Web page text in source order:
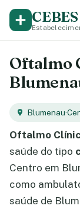
CEBES
Oftalmo
Blumenau·
Oftalmo
saúde do tipo
Centro em
como
saúde de